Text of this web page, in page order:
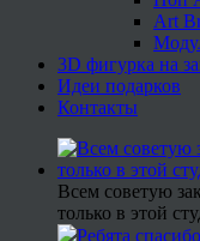
Art
3D фигурка на
Идеи подарков
Контакты
Всем советую
только в этой